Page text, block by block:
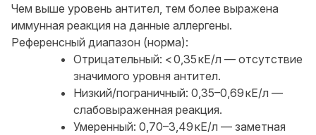
Чем выше уровень антител, тем более выражена
иммунная реакция на данные аллергены.
Референсный диапазон (норма):
Отрицательный: < 0,35 кЕ/л — отсутствие
значимого уровня антител.
Низкий/пограничный: 0,35–0,69 кЕ/л —
слабовыраженная реакция.
Умеренный: 0,70–3,49 кЕ/л — заметная